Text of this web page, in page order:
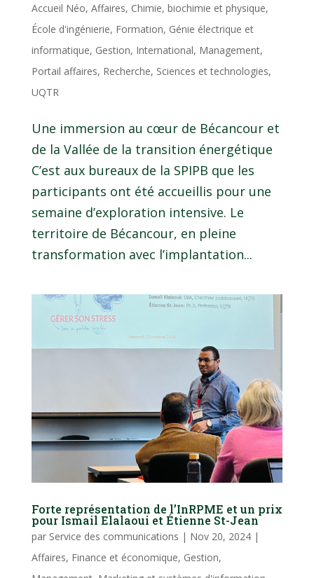
Accueil Néo, Affaires, Chimie, biochimie et physique,
École d'ingénierie, Formation, Génie électrique et
informatique, Gestion, International, Management,
Portail affaires, Recherche, Sciences et technologies,
UQTR
Une immersion au cœur de Bécancour et
de la Vallée de la transition énergétique
C’est aux bureaux de la SPIPB que les
participants ont été accueillis pour une
semaine d’exploration intensive. Le
territoire de Bécancour, en pleine
transformation avec l’implantation...
Forte représentation de l’InRPME et un prix
pour Ismail Elalaoui et Étienne St-Jean
par Service des communications | Nov 20, 2024|
Affaires, Finance et économique, Gestion,